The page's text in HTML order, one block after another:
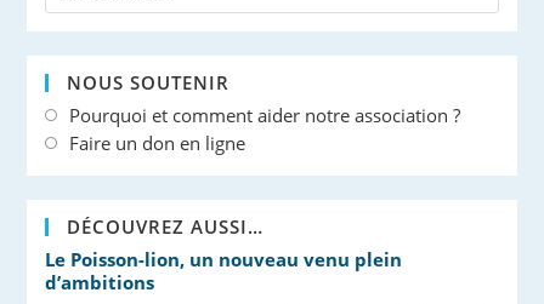
NOUS SOUTENIR
Pourquoi et comment aider notre association ?
Faire un don en ligne
DÉCOUVREZ AUSSI…
Le Poisson-lion, un nouveau venu plein
d’ambitions